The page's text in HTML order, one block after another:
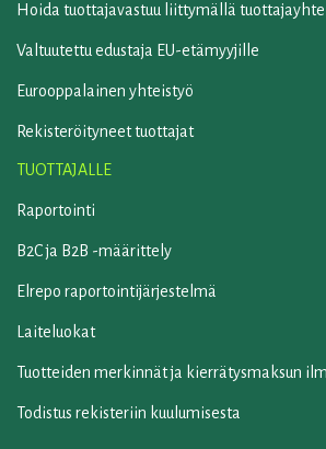
Hoida tuottajavastuu liittymällä
Valtuutettu edustaja EU-etämyyjille
Eurooppalainen yhteistyö
Rekisteröityneet tuottajat
TUOTTAJALLE
Raportointi
B2C ja B2B -määrittely
Elrepo raportointijärjestelmä
Laiteluokat
Tuotteiden merkinnät ja kierrätysmaksun
Todistus rekisteriin kuulumisesta